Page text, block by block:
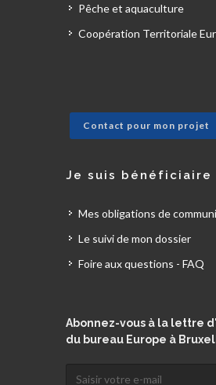
Pêche et aquaculture
Coopération Territoriale
Contact pour mon projet
Je suis bénéficiaire
Mes obligations de
Le suivi de mon dossier
Foire aux questions - FAQ
Abonnez-vous à la lettre
du bureau Europe à